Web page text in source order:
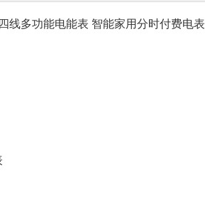
线多功能电能表 智能家用分时付费电